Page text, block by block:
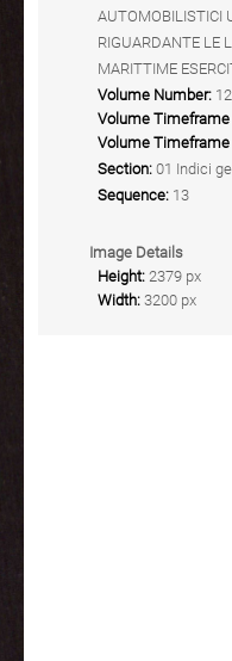
AUTOMOBILISTICI
RIGUARDANTE LE
MARITTIME
Volume Number: 12
Volume Timeframe
Volume Timeframe
Section: 01 Indici
Sequence: 13
Image Details
Height: 2379 px
Width: 3200 px